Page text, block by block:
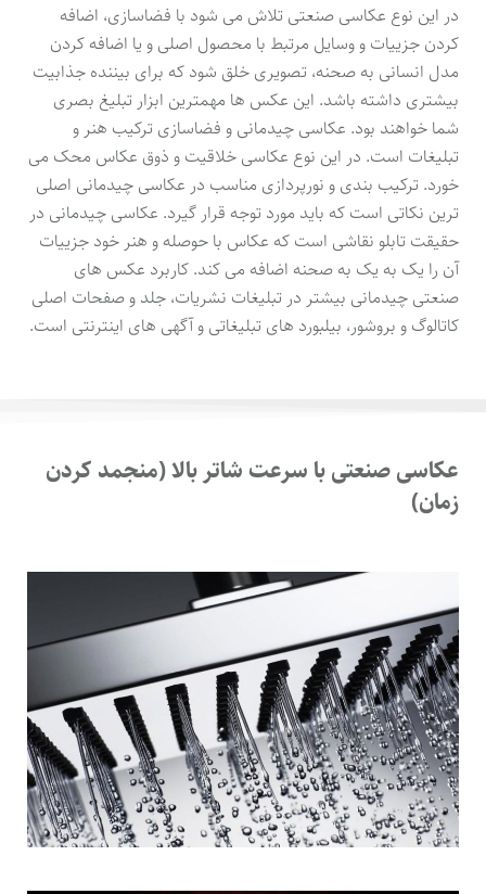
در این نوع عکاسی صنعتی تلاش می شود با فضاسازی، اضافه
کردن جزییات و وسایل مرتبط با محصول اصلی و یا اضافه کردن
مدل انسانی به صحنه، تصویری خلق شود که برای بیننده جذابیت
بیشتری داشته باشد. این عکس ها مهمترین ابزار تبلیغ بصری
شما خواهند بود. عکاسی چیدمانی و فضاسازی ترکیب هنر و
تبلیغات است. در این نوع عکاسی خلاقیت و ذوق عکاس محک می
خورد. ترکیب بندی و نورپردازی مناسب در عکاسی چیدمانی اصلی
ترین نکاتی است که باید مورد توجه قرار گیرد. عکاسی چیدمانی در
حقیقت تابلو نقاشی است که عکاس با حوصله و هنر خود جزییات
آن را یک به یک به صحنه اضافه می کند. کاربرد عکس های
صنعتی چیدمانی بیشتر در تبلیغات نشریات، جلد و صفحات اصلی
کاتالوگ و بروشور، بیلبورد های تبلیغاتی و آگهی های اینترنتی است.
عکاسی صنعتی با سرعت شاتر بالا (منجمد کردن
زمان)